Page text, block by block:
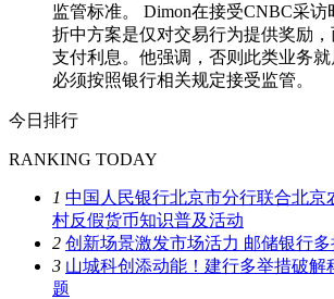
监管标准。 Dimon在接受CNBC采访
折中方案是仅对交易行为提供奖励
支付利息。他强调，否则此类业务就
必须按照银行相关规定接受监管。
今日排行
RANKING TODAY
1 中国人民银行北京市分行联合北京
村反假货币知识普及活动
2 创新场景激发市场活力 邮储银行
3 山城科创添动能！建行多举措破解
题